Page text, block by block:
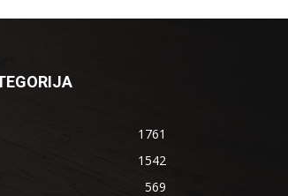
1761
1542
569